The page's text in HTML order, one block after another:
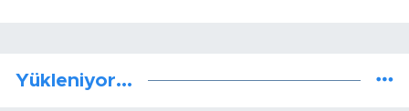
Yükleniyor...